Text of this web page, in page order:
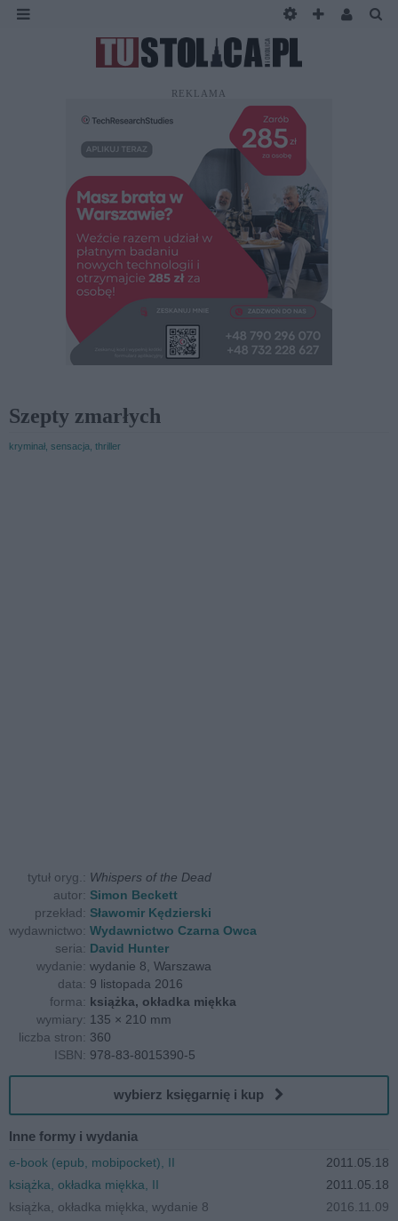
REKLAMA
Szepty zmarłych
kryminał, sensacja, thriller
tytuł oryg.: Whispers of the Dead
autor: Simon Beckett
przekład: Sławomir Kędzierski
wydawnictwo: Wydawnictwo Czarna Owca
seria: David Hunter
wydanie: wydanie 8, Warszawa
data: 9 listopada 2016
forma: książka, okładka miękka
wymiary: 135 × 210 mm
liczba stron: 360
ISBN: 978-83-8015390-5
wybierz księgarnię i kup
Inne formy i wydania
e-book (epub, mobipocket), II
2011.05.18
książka, okładka miękka, II
2011.05.18
książka, okładka miękka, wydanie 8
2016.11.09